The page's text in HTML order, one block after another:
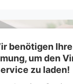
benötigen Ihre
um den
zu laden!